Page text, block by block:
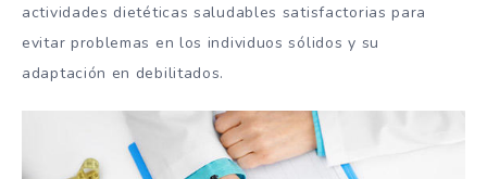
actividades dietéticas saludables satisfactorias para
evitar problemas en los individuos sólidos y su
adaptación en debilitados.